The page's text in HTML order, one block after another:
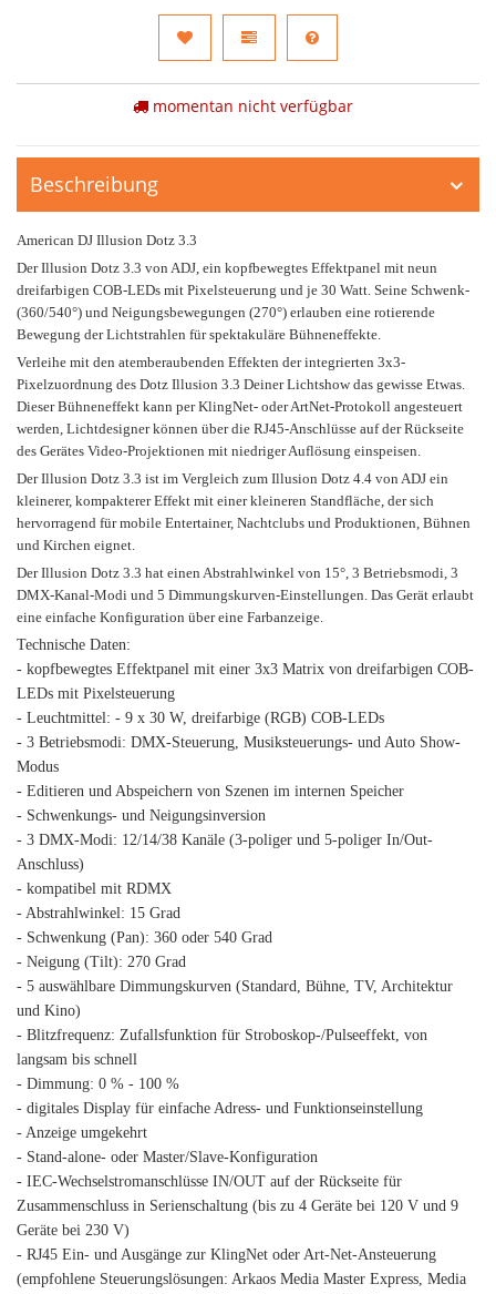
momentan nicht verfügbar
Beschreibung
American DJ Illusion Dotz 3.3
Der Illusion Dotz 3.3 von ADJ, ein kopfbewegtes Effektpanel mit neun
dreifarbigen COB-LEDs mit Pixelsteuerung und je 30 Watt. Seine Schwenk-
(360/540°) und Neigungsbewegungen (270°) erlauben eine rotierende
Bewegung der Lichtstrahlen für spektakuläre Bühneneffekte.
Verleihe mit den atemberaubenden Effekten der integrierten 3x3-
Pixelzuordnung des Dotz Illusion 3.3 Deiner Lichtshow das gewisse Etwas.
Dieser Bühneneffekt kann per KlingNet- oder ArtNet-Protokoll angesteuert
werden, Lichtdesigner können über die RJ45-Anschlüsse auf der Rückseite
des Gerätes Video-Projektionen mit niedriger Auflösung einspeisen.
Der Illusion Dotz 3.3 ist im Vergleich zum Illusion Dotz 4.4 von ADJ ein
kleinerer, kompakterer Effekt mit einer kleineren Standfläche, der sich
hervorragend für mobile Entertainer, Nachtclubs und Produktionen, Bühnen
und Kirchen eignet.
Der Illusion Dotz 3.3 hat einen Abstrahlwinkel von 15°, 3 Betriebsmodi, 3
DMX-Kanal-Modi und 5 Dimmungskurven-Einstellungen. Das Gerät erlaubt
eine einfache Konfiguration über eine Farbanzeige.
Technische Daten:
- kopfbewegtes Effektpanel mit einer 3x3 Matrix von dreifarbigen COB-
LEDs mit Pixelsteuerung
- Leuchtmittel: - 9 x 30 W, dreifarbige (RGB) COB-LEDs
- 3 Betriebsmodi: DMX-Steuerung, Musiksteuerungs- und Auto Show-
Modus
- Editieren und Abspeichern von Szenen im internen Speicher
- Schwenkungs- und Neigungsinversion
- 3 DMX-Modi: 12/14/38 Kanäle (3-poliger und 5-poliger In/Out-
Anschluss)
- kompatibel mit RDMX
- Abstrahlwinkel: 15 Grad
- Schwenkung (Pan): 360 oder 540 Grad
- Neigung (Tilt): 270 Grad
- 5 auswählbare Dimmungskurven (Standard, Bühne, TV, Architektur
und Kino)
- Blitzfrequenz: Zufallsfunktion für Stroboskop-/Pulseeffekt, von
langsam bis schnell
- Dimmung: 0 % - 100 %
- digitales Display für einfache Adress- und Funktionseinstellung
- Anzeige umgekehrt
- Stand-alone- oder Master/Slave-Konfiguration
- IEC-Wechselstromanschlüsse IN/OUT auf der Rückseite für
Zusammenschluss in Serienschaltung (bis zu 4 Geräte bei 120 V und 9
Geräte bei 230 V)
- RJ45 Ein- und Ausgänge zur KlingNet oder Art-Net-Ansteuerung
(empfohlene Steuerungslösungen: Arkaos Media Master Express, Media